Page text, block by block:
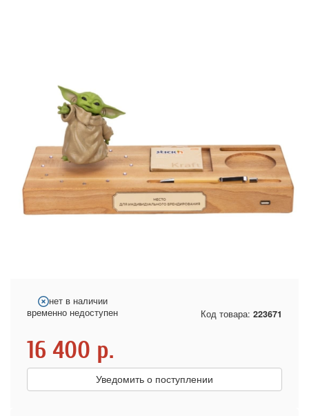
нет в наличии
временно недоступен
Код товара: 223671
16 400 р.
Уведомить о поступлении